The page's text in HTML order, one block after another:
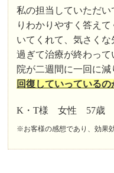
私の担当していただ
りわかりやすく答え
いてくれて、気さく
過ぎて治療が終わっ
院が二週間に一回に減
回復していっているの
K・T様 女性 57歳
※お客様の感想であり、効果